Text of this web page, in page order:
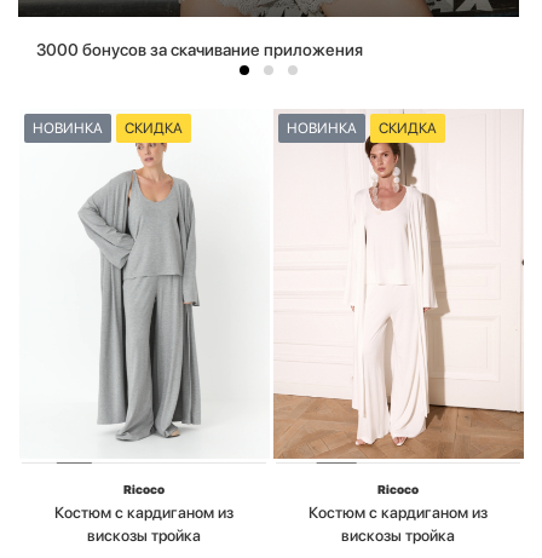
3000 бонусов за скачивание приложения
НОВИНКА СКИДКА
Ricoco
Костюм с кардиганом из
вискозы тройка
НОВИНКА СКИДКА
Ricoco
Костюм с кардиганом из
вискозы тройка